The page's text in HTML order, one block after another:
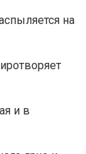
на
и в